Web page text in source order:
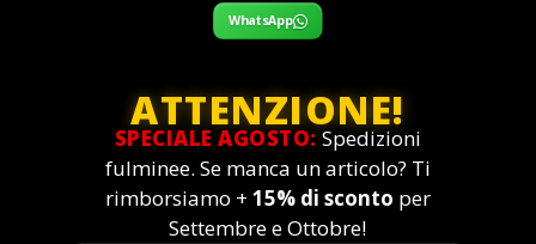
WhatsApp
ATTENZIONE!
SPECIALE AGOSTO: Spedizioni
fulminee. Se manca un articolo? Ti
rimborsiamo + 15% di sconto per
Settembre e Ottobre!